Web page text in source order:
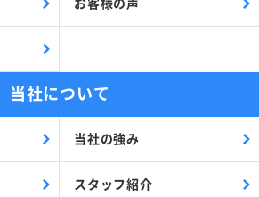
当社について
当社の強み
スタッフ紹介